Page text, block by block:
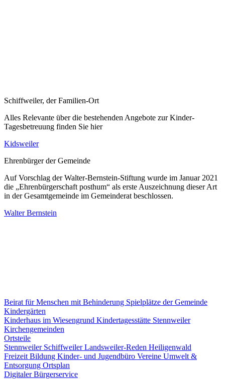
Schiffweiler, der Familien-Ort
Alles Relevante über die bestehenden Angebote zur Kinder-
Tagesbetreuung finden Sie hier
Kidsweiler
Ehrenbürger der Gemeinde
Auf Vorschlag der Walter-Bernstein-Stiftung wurde im Januar 2021
die „Ehrenbürgerschaft posthum“ als erste Auszeichnung dieser Art
in der Gesamtgemeinde im Gemeinderat beschlossen.
Walter Bernstein
Beirat für Menschen mit Behinderung Spielplätze der Gemeinde
Kindergärten
Kinderhaus im Wiesengrund Kindertagesstätte Stennweiler
Kirchengemeinden
Ortsteile
Stennweiler SchiffweilerLandsweiler-Reden Heiligenwald
Freizeit Bildung Kinder- und Jugendbüro Vereine Umwelt &
Entsorgung Ortsplan
Digitaler Bürgerservice